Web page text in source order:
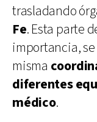
trasladando
Fe. Esta parte
importancia,
misma
diferentes
médico.